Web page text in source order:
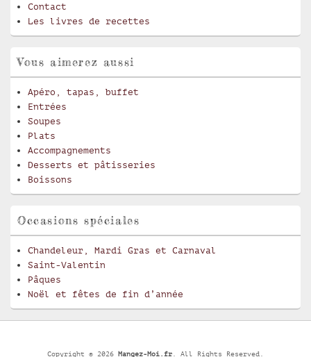
Contact
Les livres de recettes
Vous aimerez aussi
Apéro, tapas, buffet
Entrées
Soupes
Plats
Accompagnements
Desserts et pâtisseries
Boissons
Occasions spéciales
Chandeleur, Mardi Gras et Carnaval
Saint-Valentin
Pâques
Noël et fêtes de fin d’année
Copyright © 2026 Mangez-Moi.fr . All Rights Reserved.